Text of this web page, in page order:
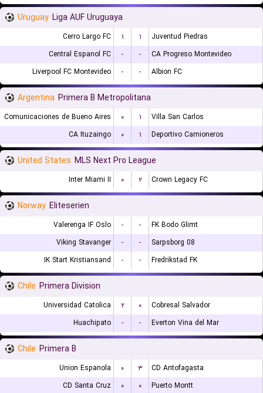
Uruguay Liga AUF Uruguaya
Cerro Largo FC ۱ ۱
Juventud Piedras
Central Espanol FC
- -
CA Progreso Montevideo
Liverpool FC Montevideo
- - Albion FC
Argentina Primera B Metropolitana
Comunicaciones de Bueno Aires ۰ ۱
Villa San Carlos
CA Ituzaingo
۰ ۱ Deportivo Camioneros
United States MLS Next Pro League
Inter Miami II ۰ ۲ Crown Legacy FC
Norway Eliteserien
Valerenga IF Oslo - -
FK Bodo Glimt
Viking Stavanger
- -
Sarpsborg 08
IK Start Kristiansand
- - Fredrikstad FK
Chile Primera Division
Universidad Catolica ۲ ۰
Cobresal Salvador
Huachipato
- - Everton Vina del Mar
Chile Primera B
Union Espanola ۰ ۳
CD Antofagasta
CD Santa Cruz
۰ ۰
Puerto Montt